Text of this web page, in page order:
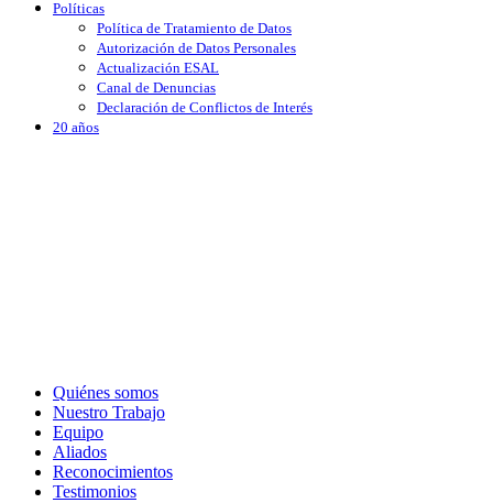
Políticas
Política de Tratamiento de Datos
Autorización de Datos Personales
Actualización ESAL
Canal de Denuncias
Declaración de Conflictos de Interés
20 años
Quiénes somos
Nuestro Trabajo
Equipo
Aliados
Reconocimientos
Testimonios